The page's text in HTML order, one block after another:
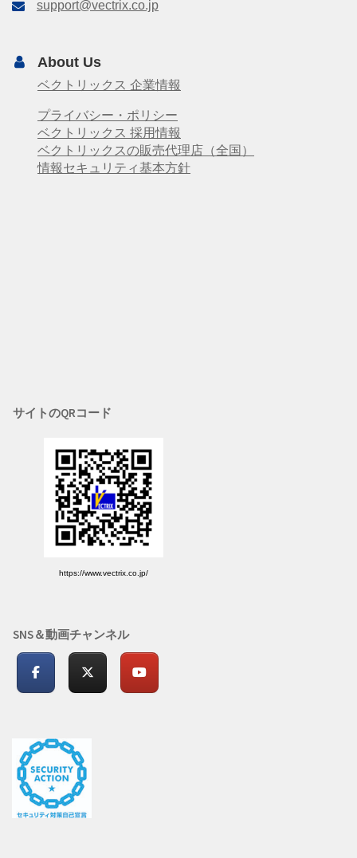
support@vectrix.co.jp
About Us
ベクトリックス 企業情報
プライバシー・ポリシー
ベクトリックス 採用情報
ベクトリックスの販売代理店（全国）
情報セキュリティ基本方針
サイトのQRコード
https://www.vectrix.co.jp/
SNS＆動画チャンネル